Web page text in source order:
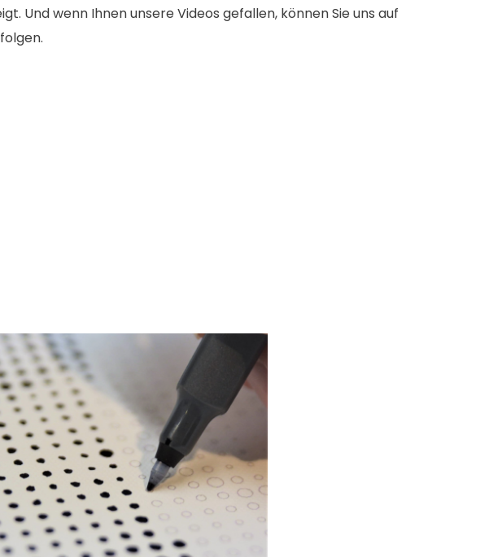
Und wenn Ihnen unsere Videos gefallen, können Sie uns auf
folgen.